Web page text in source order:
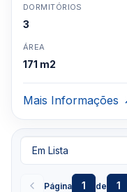
DORMITÓRIOS
3
ÁREA
171 m2
Mais Informações
Página 1 de 1